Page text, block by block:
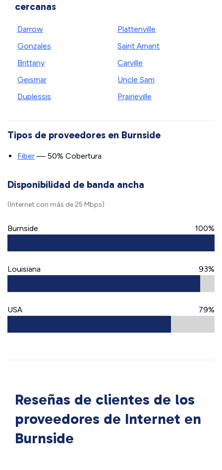
cercanas
Darrow
Gonzales
Brittany
Geismar
Duplessis
Plattenville
Saint Amant
Carville
Uncle Sam
Prairieville
Tipos de proveedores en Burnside
Fiber — 50% Cobertura
Disponibilidad de banda ancha
(Internet con más de 25 Mbps)
Burnside 100%
Louisiana 93%
USA 79%
Reseñas de clientes de los
proveedores de Internet en
Burnside